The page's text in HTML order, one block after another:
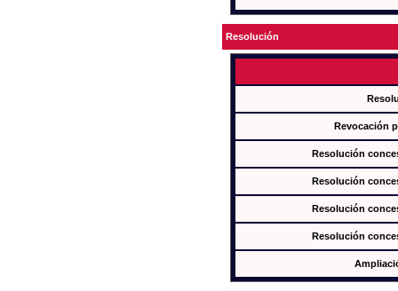
Resolución
Revocación
Resolución
Resolución
Resolución
Resolución